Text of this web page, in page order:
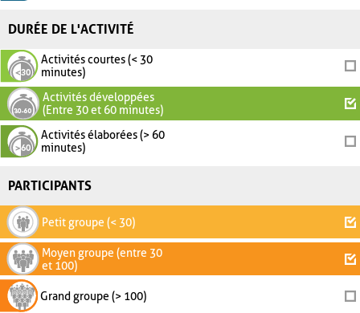
DURÉE DE L'ACTIVITÉ
Activités courtes (< 30
minutes)
Activités développées
(Entre 30 et 60 minutes)
Activités élaborées (> 60
minutes)
PARTICIPANTS
Petit groupe (< 30)
Moyen groupe (entre 30
et 100)
Grand groupe (> 100)